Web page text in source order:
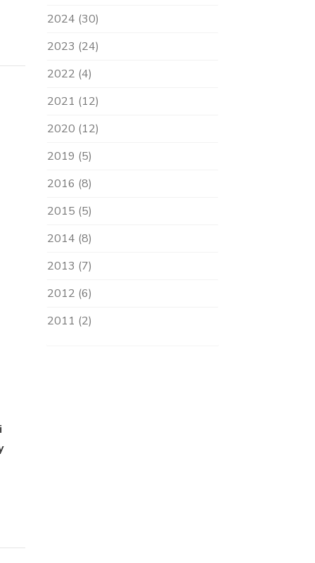
2024 (30)
2023 (24)
2022 (4)
2021 (12)
2020 (12)
2019 (5)
2016 (8)
2015 (5)
2014 (8)
2013 (7)
2012 (6)
2011 (2)